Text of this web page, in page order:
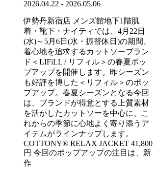
2026.04.22 - 2026.05.06
伊勢丹新宿店 メンズ館地下1階肌
着・靴下・ナイティでは、4月22日
(水)～5月6日(水・振替休日)の期間、
着心地を追求するカットソーブラン
ド＜LIFiLL / リフィル＞の春夏ポッ
プアップを開催します。昨シーズン
も好評を博した＜リフィル＞のポッ
プアップ。春夏シーズンとなる今回
は、ブランドが得意とする上質素材
を活かしたカットソーを中心に、こ
れからの季節に心地よく寄り添うア
イテムがラインナップします。
COTTONY® RELAX JACKET 41,800
円 今回のポップアップの注目は、新
作